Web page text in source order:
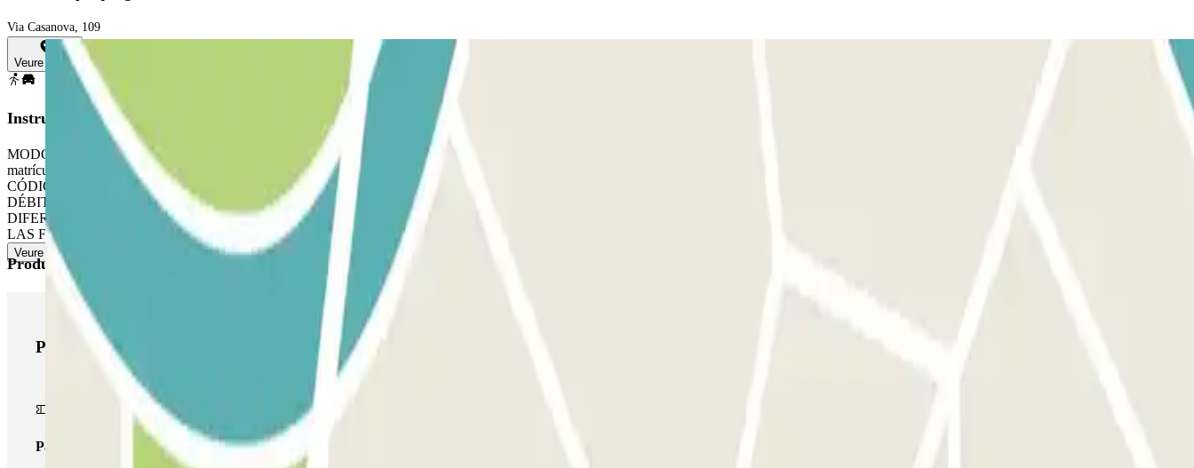
Via Casanova, 109
Veure mapa
Instruccions
MODO DE ACCESO Y SALIDA DEL PARKING PARA CLIENTES CON RESERVA ONLINE: A tu llegada al aparcamiento, espera la apertura de la barrera de entrada mediante el reconocimiento de
matrícula o escanea el CÓDIGO QR presente en el bono. A tu regreso, dirígete a las columnas de salida y espera la apertura de la barrera. Si la barrera no se abre en la entrada o en la salida, puedes escanear el
CÓDIGO QR del bono de confirmación. IMPORTANTE: SI LA ESTANCIA SUPERA EL PERIODO PAGADO ONLINE, LA DIFERENCIA PODRÁ ABONARSE CON TARJETA DE CRÉDITO O
DÉBITO EN LA COLUMNA DE SALIDA. PARA PAGOS EN EFECTIVO: ACUDE A LA CAJA AUTOMÁTICA SITUADA CERCA DEL BOX DE CAJA DEL PARKING PARA PAGAR LA
DIFERENCIA ANTES DE IR HACIA LAS BARRERAS DE SALIDA. ESTE BONO ES VÁLIDO PARA UNA ÚNICA ENTRADA Y SALIDA Y PUEDE UTILIZARSE EXCLUSIVAMENTE EN
LAS FECHAS Y HORARIOS INDICADOS EN EL BONO DE RESERVA.
Veure més
Productes de Parclick
Productes de Parclick
Passi simple